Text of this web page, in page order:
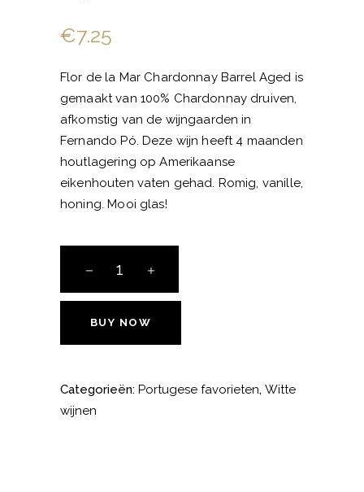
€7.25
Flor de la Mar Chardonnay Barrel Aged is
gemaakt van 100% Chardonnay druiven,
afkomstig van de wijngaarden in
Fernando Pó. Deze wijn heeft 4 maanden
houtlagering op Amerikaanse
eikenhouten vaten gehad. Romig, vanille,
honing. Mooi glas!
Ermelinda
Flor
Chardonnay
Barrel
BUY NOW
Categorieën: Portugese favorieten, Witte
wijnen